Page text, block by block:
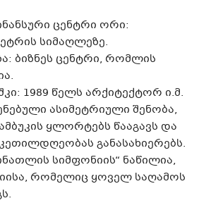
ცენტრი ორი:
სიმაღლეზე.
ბიზნეს ცენტრი, რომლის
1989 წელს არქიტექტორ ი.მ.
ასიმეტრიული შენობა,
ყლორტებს წააგავს და
განასახიერებს.
სიმფონიის“ ნაწილია,
რომელიც ყოველ საღამოს